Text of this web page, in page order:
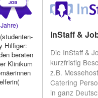
Hilfiger:
beraten
Klinikum
InStaff &
Die InStaff &
kurzfristig
z.B.
Catering
in ganz